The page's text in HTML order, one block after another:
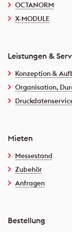
OCTANORM
X-MODULE
Leistungen &
Konzeption &
Organisation,
Mieten
Messestand
Zubehör
Anfragen
Bestellung